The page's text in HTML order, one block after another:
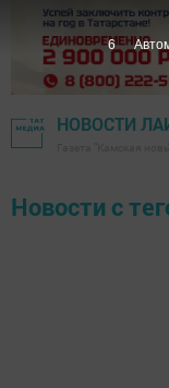
НОВОСТИ
Новости с
6